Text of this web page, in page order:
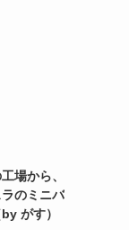
場から、
のミニバ
がす）